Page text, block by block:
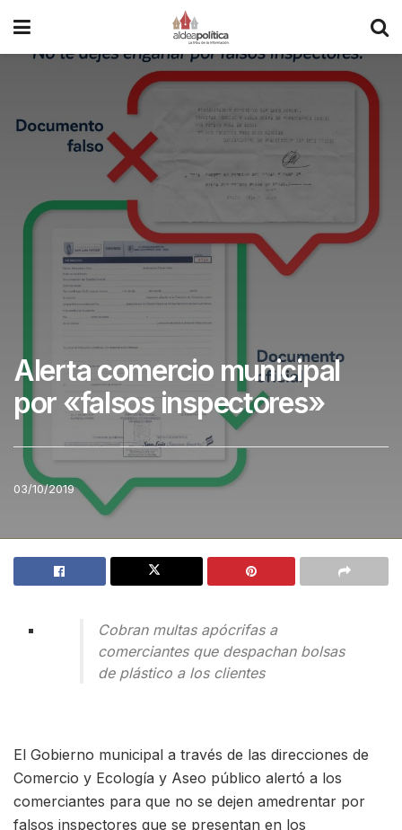
Alerta comercio municipal
por «falsos inspectores»
03/10/2019
Cobran multas apócrifas a
comerciantes que despachan bolsas
de plástico a los clientes
El Gobierno municipal a través de las direcciones de
Comercio y Ecología y Aseo público alertó a los
comerciantes para que no se dejen amedrentar por
falsos inspectores que se presentan en los